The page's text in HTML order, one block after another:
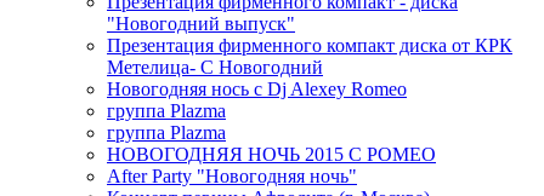
"Новогодний выпуск"
Презентация фирменного компакт диска от КРК
Метелица- С Новогодний
Новогодняя нось с Dj Alexey Romeo
группа Plazma
группа Plazma
НОВОГОДНЯЯ НОЧЬ 2015 C РОМЕО
After Party "Новогодняя ночь"